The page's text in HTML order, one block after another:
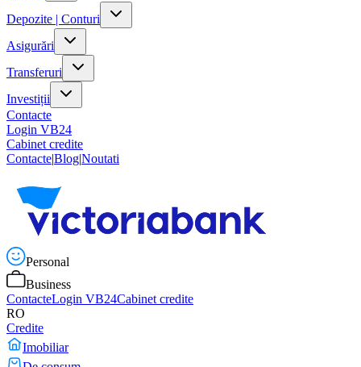
Depozite | Conturi
Asigurări
Transferuri
Investiții
Contacte
Login VB24
Cabinet credite
Contacte|Blog|Noutati
Personal
Business
ContacteLogin VB24Cabinet credite
RO
Credite
Imobiliar